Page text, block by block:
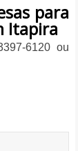
para
Itapira
6120 ou